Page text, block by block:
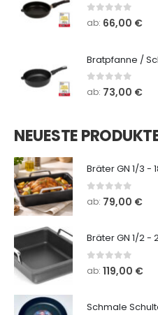
out of 5
ab: 66,00 €
Bratpfanne /
out of 5
ab: 73,00 €
NEUESTE
Bräter GN 1/3 -
out of 5
ab: 79,00 €
Bräter GN 1/2 -
out of 5
ab: 119,00 €
Schmale